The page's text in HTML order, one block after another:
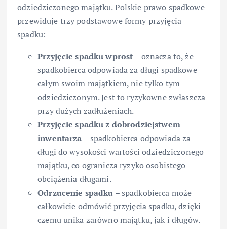
odziedziczonego majątku. Polskie prawo spadkowe
przewiduje trzy podstawowe formy przyjęcia
spadku:
Przyjęcie spadku wprost– oznacza to, że
spadkobierca odpowiada za długi spadkowe
całym swoim majątkiem, nie tylko tym
odziedziczonym. Jest to ryzykowne zwłaszcza
przy dużych zadłużeniach.
Przyjęcie spadku z dobrodziejstwem
inwentarza – spadkobierca odpowiada za
długi do wysokości wartości odziedziczonego
majątku, co ogranicza ryzyko osobistego
obciążenia długami.
Odrzucenie spadku – spadkobierca może
całkowicie odmówić przyjęcia spadku, dzięki
czemu unika zarówno majątku, jak i długów.